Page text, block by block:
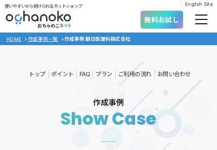
English Site
使いやすいから続けられるネットショップ
無料お試し
HOME >作成事例一覧 >作成事例 朝日医理科株式会社
トップ ポイント FAQ プラン ご利用の流れ お問い合わせ
作成事例
Show Case